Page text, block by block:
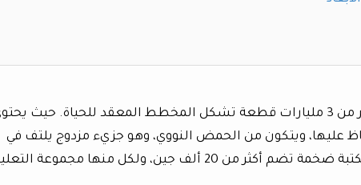
الجينوم البشري هو لغز معقد يحتوي على أكثر من 3 مليارات قطعة تشكل المخطط المعقد للحياة. حيث
عليها، ويتكون من الحمض النووي، وهو جزيء مزدوج يلتف في
الكروموسومات. إن الجينوم البشري يشبه مكتبة ضخمة تضم أكثر من 20 ألف جين، ولكل منها